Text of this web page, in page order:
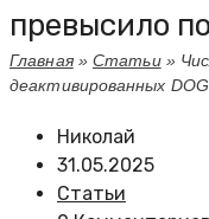
превысило
Главная»Статьи»
деактивированных
Николай
31.05.2025
Статьи